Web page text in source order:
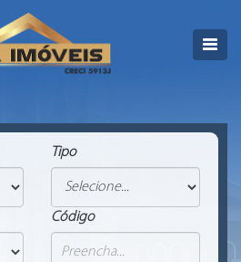
Tipo
Código